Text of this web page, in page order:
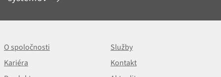
O spoločnosti
Služby
Kariéra
Kontakt